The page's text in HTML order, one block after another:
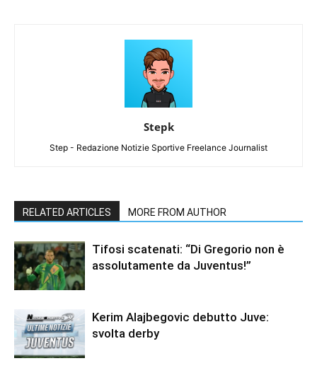
Stepk
Step - Redazione Notizie Sportive Freelance Journalist
RELATED ARTICLES MORE FROM AUTHOR
Tifosi scatenati: “Di Gregorio non è
assolutamente da Juventus!”
Kerim Alajbegovic debutto Juve:
svolta derby